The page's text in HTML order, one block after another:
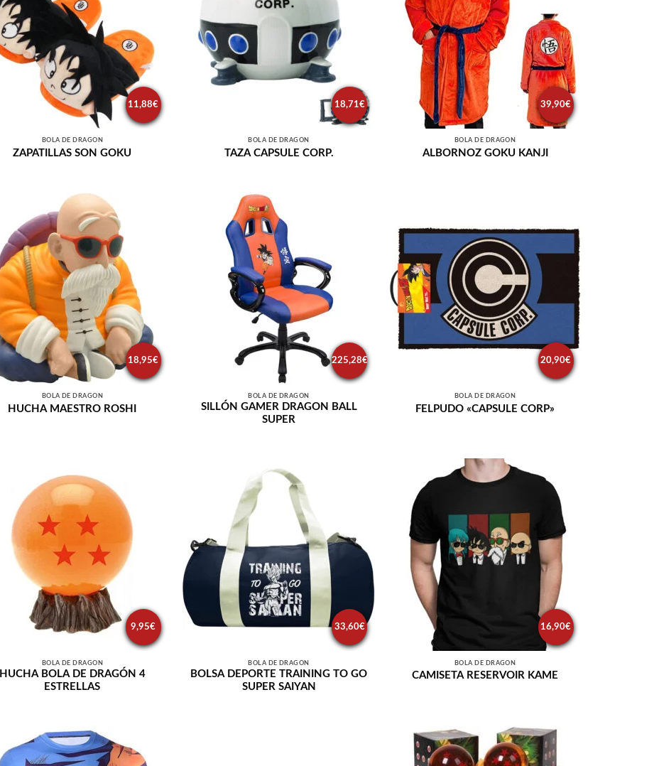
11,88€
BOLA DE DRAGÓN
ZAPATILLAS SON GOKU
18,71€
BOLA DE DRAGÓN
TAZA CAPSULE CORP.
39,90€
BOLA DE DRAGÓN
ALBORNOZ GOKU KANJI
18,95€
BOLA DE DRAGÓN
HUCHA MAESTRO ROSHI
225,28€
BOLA DE DRAGÓN
SILLÓN GAMER DRAGON BALL
SUPER
20,90€
BOLA DE DRAGÓN
FELPUDO «CAPSULE CORP»
9,95€
BOLA DE DRAGÓN
HUCHA BOLA DE DRAGÓN 4
ESTRELLAS
33,60€
BOLA DE DRAGÓN
BOLSA DEPORTE TRAINING TO GO
SUPER SAIYAN
16,90€
BOLA DE DRAGÓN
CAMISETA RESERVOIR KAME